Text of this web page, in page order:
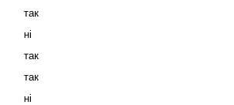
так
ні
так
так
ні